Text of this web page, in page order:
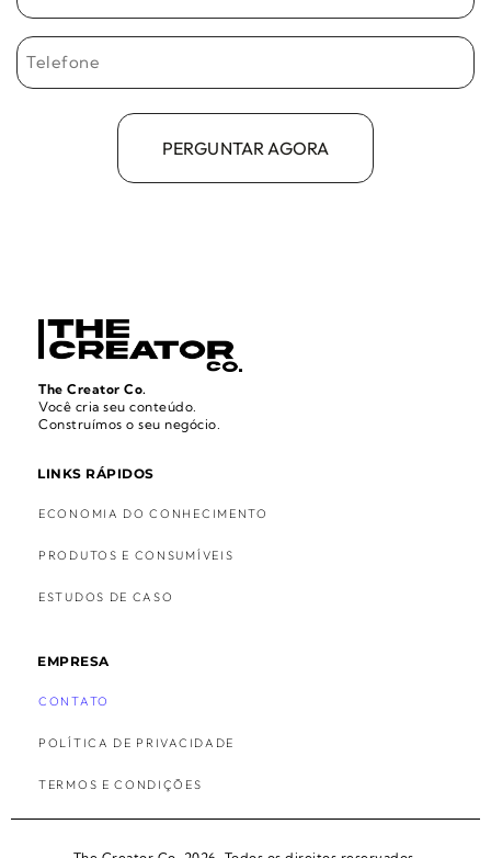
The Creator Co.
Você cria seu conteúdo.
Construímos o seu negócio.
LINKS RÁPIDOS
ECONOMIA DO CONHECIMENTO
PRODUTOS E CONSUMÍVEIS
ESTUDOS DE CASO
EMPRESA
CONTATO
POLÍTICA DE PRIVACIDADE
TERMOS E CONDIÇÕES